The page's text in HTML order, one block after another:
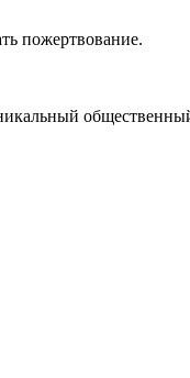
пожертвование.
общественный